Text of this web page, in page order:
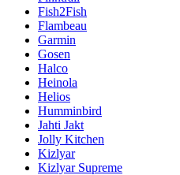
Fish2Fish
Flambeau
Garmin
Gosen
Halco
Heinola
Helios
Humminbird
Jahti Jakt
Jolly Kitchen
Kizlyar
Kizlyar Supreme